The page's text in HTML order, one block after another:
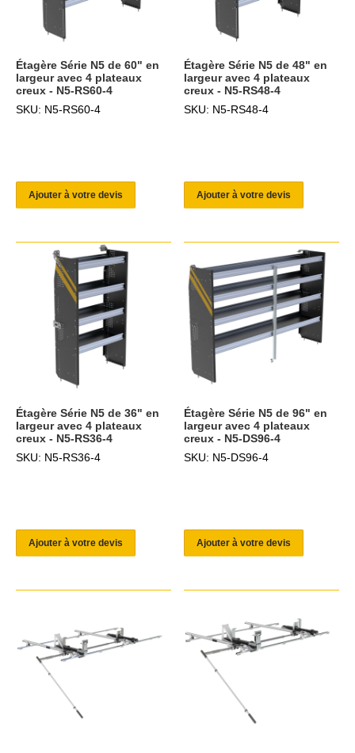
Étagère Série N5 de 60" en
largeur avec 4 plateaux
creux - N5-RS60-4
SKU: N5-RS60-4
Ajouter à votre devis
Étagère Série N5 de 48" en
largeur avec 4 plateaux
creux - N5-RS48-4
SKU: N5-RS48-4
Ajouter à votre devis
Étagère Série N5 de 36" en
largeur avec 4 plateaux
creux - N5-RS36-4
SKU: N5-RS36-4
Ajouter à votre devis
Étagère Série N5 de 96" en
largeur avec 4 plateaux
creux - N5-DS96-4
SKU: N5-DS96-4
Ajouter à votre devis